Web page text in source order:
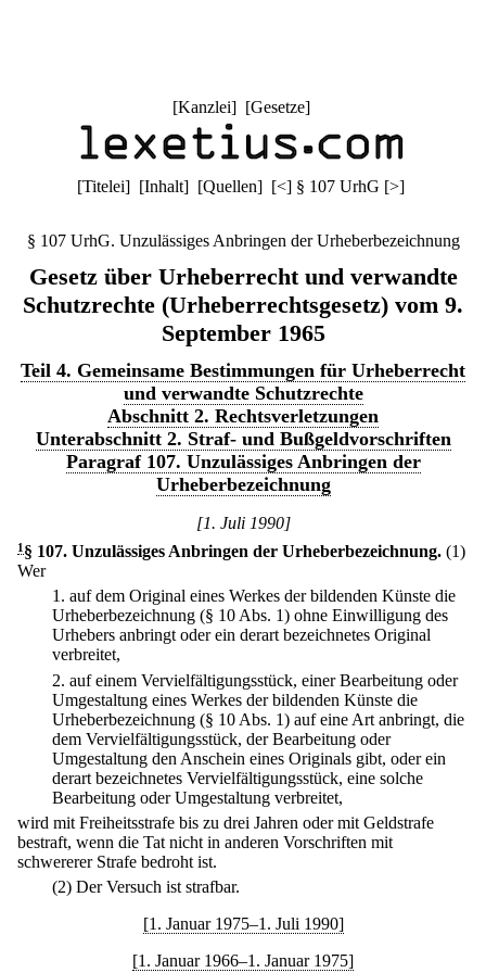
[Kanzlei] [Gesetze]
[Titelei] [Inhalt] [Quellen] [<] § 107 UrhG [>]
§ 107 UrhG. Unzulässiges Anbringen der Urheberbezeichnung
Gesetz über Urheberrecht und verwandte
Schutzrechte (Urheberrechtsgesetz) vom 9.
September 1965
Teil 4. Gemeinsame Bestimmungen für Urheberrecht
und verwandte Schutzrechte
Abschnitt 2. Rechtsverletzungen
Unterabschnitt 2. Straf- und Bußgeldvorschriften
Paragraf 107. Unzulässiges Anbringen der
Urheberbezeichnung
[1. Juli 1990]
1 § 107. Unzulässiges Anbringen der Urheberbezeichnung. (1)
Wer
1. auf dem Original eines Werkes der bildenden Künste die
Urheberbezeichnung (§ 10 Abs. 1) ohne Einwilligung des
Urhebers anbringt oder ein derart bezeichnetes Original
verbreitet,
2. auf einem Vervielfältigungsstück, einer Bearbeitung oder
Umgestaltung eines Werkes der bildenden Künste die
Urheberbezeichnung (§ 10 Abs. 1) auf eine Art anbringt, die
dem Vervielfältigungsstück, der Bearbeitung oder
Umgestaltung den Anschein eines Originals gibt, oder ein
derart bezeichnetes Vervielfältigungsstück, eine solche
Bearbeitung oder Umgestaltung verbreitet,
wird mit Freiheitsstrafe bis zu drei Jahren oder mit Geldstrafe
bestraft, wenn die Tat nicht in anderen Vorschriften mit
schwererer Strafe bedroht ist.
(2) Der Versuch ist strafbar.
[1. Januar 1975–1. Juli 1990]
[1. Januar 1966–1. Januar 1975]